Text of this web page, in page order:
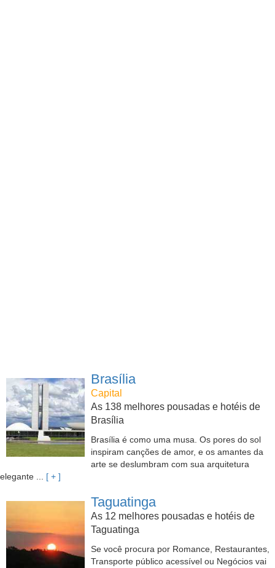
Brasília
Capital
As 138 melhores pousadas e hotéis de
Brasília
Brasília é como uma musa. Os pores do sol
inspiram canções de amor, e os amantes da
arte se deslumbram com sua arquitetura
elegante ... [ + ]
Taguatinga
As 12 melhores pousadas e hotéis de
Taguatinga
Se você procura por Romance, Restaurantes,
Transporte público acessível ou Negócios vai